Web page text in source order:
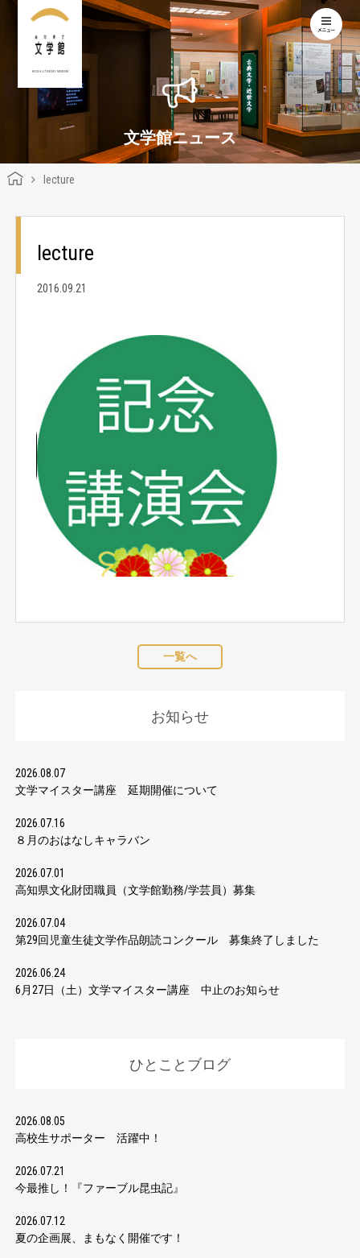
KOCHI LITERARY MUSEUM
文学館ニュース
lecture
lecture
2016.09.21
一覧へ
お知らせ
2026.08.07
文学マイスター講座 延期開催について
2026.07.16
８月のおはなしキャラバン
2026.07.01
高知県文化財団職員（文学館勤務/学芸員）募集
2026.07.04
第29回児童生徒文学作品朗読コンクール 募集終了しました
2026.06.24
6月27日（土）文学マイスター講座 中止のお知らせ
ひとことブログ
2026.08.05
高校生サポーター 活躍中！
2026.07.21
今最推し！『ファーブル昆虫記』
2026.07.12
夏の企画展、まもなく開催です！